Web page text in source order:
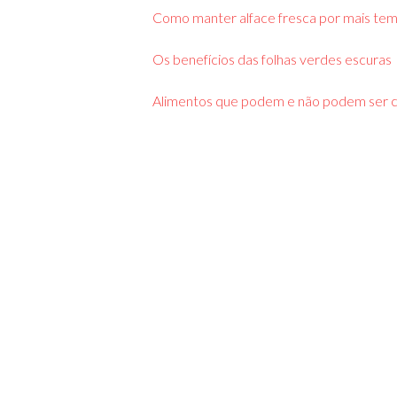
Como manter alface fresca por mais
Os benefícios das folhas verdes escuras
Alimentos que podem e não podem ser